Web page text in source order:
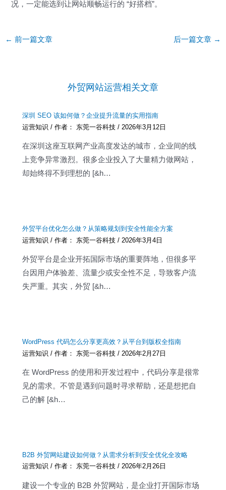
况，一定能选到让网站顺畅运行的 “好搭档”。
Post
← 前一篇文章 后一篇文章 →
外贸网站运营相关文章
深圳 SEO 该如何做？企业提升流量的实用指南
运营知识 / 作者： 东莞一谷科技/ 2026年3月12日
在深圳这座互联网产业高度发达的城市，企业间的线
上竞争异常激烈。很多企业投入了大量精力做网站，
却始终得不到理想的 [&h…
外贸平台优化怎么做？从策略规划到安全性能全方案
运营知识 / 作者： 东莞一谷科技/ 2026年3月4日
外贸平台是企业开拓国际市场的重要阵地，但很多平
台因用户体验差、流量少或安全性不足，导致客户流
失严重。其实，外贸 [&h…
WordPress 代码怎么分享更高效？从平台到版权全指南
运营知识 / 作者： 东莞一谷科技/ 2026年2月27日
在 WordPress 的使用和开发过程中，代码分享是很常
见的需求。不管是遇到问题时寻求帮助，还是想把自
己的解 [&h…
B2B 外贸网站建设如何做？从需求分析到安全优化全攻略
运营知识 / 作者： 东莞一谷科技/2026年2月26日
建设一个专业的 B2B 外贸网站，是企业打开国际市场